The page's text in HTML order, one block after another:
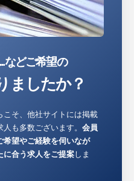
などご希望の
ましたか？
こそ、他社サイトには掲載
も多数ございます。 会員
希望やご経験を伺いなが
に合う求人をご提案しま